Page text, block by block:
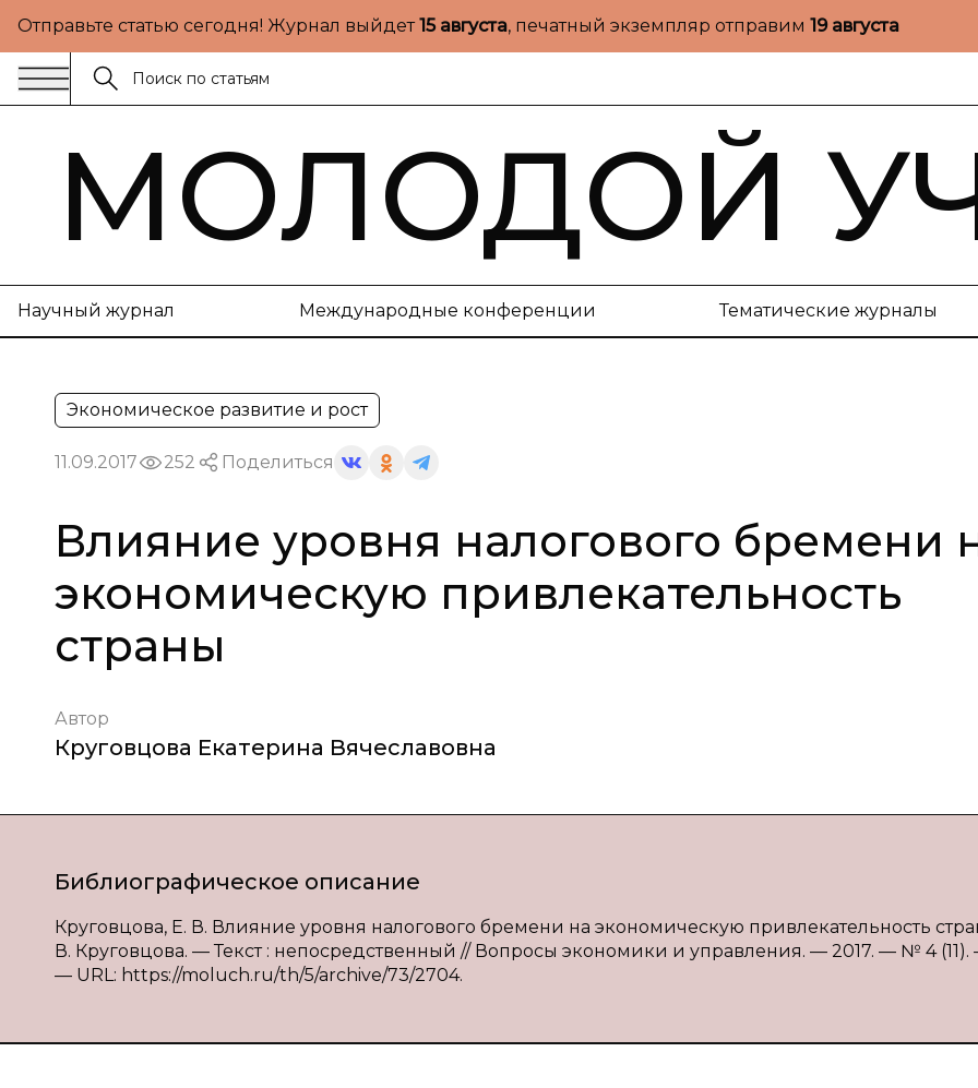
Отправьте статью сегодня! Журнал выйдет15 августа, печатный экземпляр отправим 19 августа
МОЛОДОЙ
Научный журнал Международные конференции Тематические журналы
Экономическое развитие и рост
11.09.2017 252 Поделиться
Влияние уровня налогового бремени
экономическую привлекательность
страны
Автор
Круговцова Екатерина Вячеславовна
Библиографическое описание
Круговцова, Е. В. Влияние уровня налогового бремени на экономическую привлекательность
В. Круговцова. — Текст : непосредственный // Вопросы экономики и управления. — 2017. — № 4 (11).
— URL: https://moluch.ru/th/5/archive/73/2704.